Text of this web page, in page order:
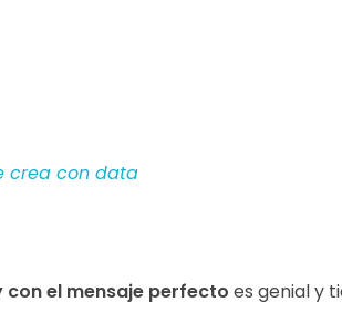
crea con data
el mensaje perfecto es genial y